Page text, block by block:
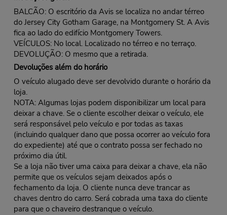
BALCÃO: O escritório da Avis se localiza no andar térreo
do Jersey City Gotham Garage, na Montgomery St. A Avis
fica ao lado do edifício Montgomery Towers.
VEÍCULOS: No local. Localizado no térreo e no terraço.
DEVOLUÇÃO: O mesmo que a retirada.
Devoluções além do horário
O veículo alugado deve ser devolvido durante o horário da
loja.
NOTA: Algumas lojas podem disponibilizar um local para
deixar a chave. Se o cliente escolher deixar o veículo, ele
será responsável pelo veículo e por todas as taxas
(incluindo qualquer dano que possa ocorrer ao veículo fora
do expediente) até que o contrato possa ser fechado no
próximo dia útil.
Se a loja não tiver uma caixa para deixar a chave, ela não
permite que os veículos sejam deixados após o
fechamento da loja. O cliente nunca deve trancar as
chaves dentro do carro. Será cobrada uma taxa do cliente
para que o chaveiro destranque o veículo.